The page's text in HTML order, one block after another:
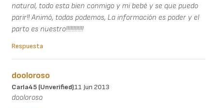
natural, todo esta bien conmigo y mi bebé y se que puedo
parir!! Animó, todas podemos, La información es poder y el
parto es nuestro!!!!!!!!!!!!
Respuesta
dooloroso
Carla45 (unverified)11 Jun 2013
dooloroso